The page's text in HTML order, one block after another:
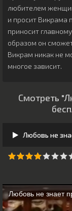
любителем
и просит Викрама
приносит
образом он
Викрам никак не
многое зависит.
Смотреть
Любовь не